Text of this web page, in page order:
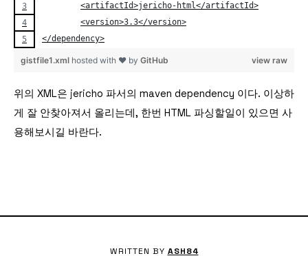
	<artifactId>jericho-html</artifactId>
	<version>3.3</version>
</dependency>
view raw
gistfile1.xml hosted with ❤ by GitHub
위의 XML은 jericho 파서의 maven dependency 이다. 이상하
게 잘 안찾아져서 올리는데, 한번 HTML 파싱할일이 있으면 사
용해보시길 바란다.
WRITTEN BY ASH84